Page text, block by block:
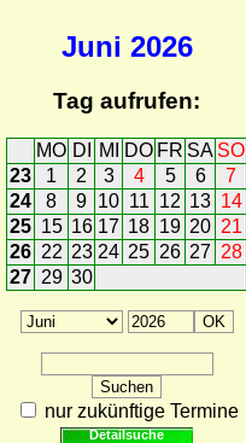
Juni 2026
Tag aufrufen:
MO DI MI DO FR SA SO
23
1 2 3 4 5 6
7
24
8 9 10 11 12 13 14
25 15 16 17 18 19 20 21
26 22 23 24 25 26 27 28
27 29 30
nur zukünftige Termine
Detailsuche